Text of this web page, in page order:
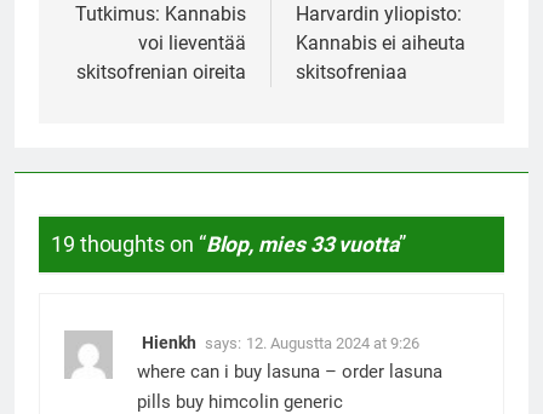
navigation
Tutkimus: Kannabis
voi lieventää
skitsofrenian oireita
Harvardin yliopisto:
Kannabis ei aiheuta
skitsofreniaa
19 thoughts on “Blop, mies 33 vuotta”
Hienkh says: 12. Augustta 2024 at 9:26
where can i buy lasuna – order lasuna
pills buy himcolin generic